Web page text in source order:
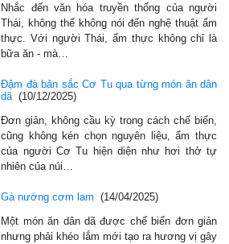
Nhắc đến văn hóa truyền thống của người
Thái, không thể không nói đến nghệ thuật ẩm
thực. Với người Thái, ẩm thực không chỉ là
bữa ăn - mà…
Đậm đà bản sắc Cơ Tu qua từng món ăn dân
dã (10/12/2025)
Đơn giản, không cầu kỳ trong cách chế biến,
cũng không kén chọn nguyên liệu, ẩm thực
của người Cơ Tu hiện diện như hơi thở tự
nhiên của núi…
Gà nướng cơm lam
(14/04/2025)
Một món ăn dân dã được chế biến đơn giản
nhưng phải khéo lắm mới tạo ra hương vị gây